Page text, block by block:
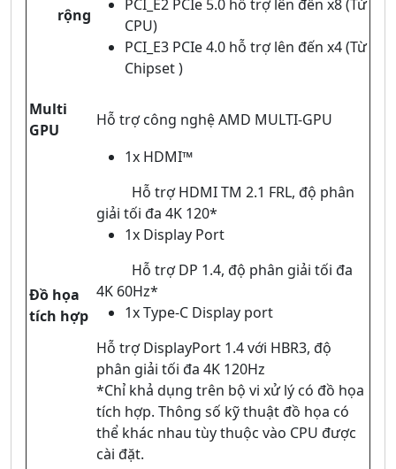
rộng
PCI_E2 PCIe 5.0 hỗ trợ lên đến x8 (Từ
CPU)
PCI_E3 PCIe 4.0 hỗ trợ lên đến x4 (Từ
Chipset )
Multi
GPU
Hỗ trợ công nghệ AMD MULTI-GPU
Đồ họa
tích hợp
1x HDMI™
Hỗ trợ HDMI TM 2.1 FRL, độ phân
giải tối đa 4K 120*
1x Display Port
Hỗ trợ DP 1.4, độ phân giải tối đa
4K 60Hz*
1x Type-C Display port
Hỗ trợ DisplayPort 1.4 với HBR3, độ
phân giải tối đa 4K 120Hz
*Chỉ khả dụng trên bộ vi xử lý có đồ họa
tích hợp. Thông số kỹ thuật đồ họa có
thể khác nhau tùy thuộc vào CPU được
cài đặt.